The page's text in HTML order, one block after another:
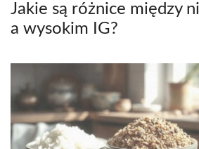
Jakie są różnice między
a wysokim IG?